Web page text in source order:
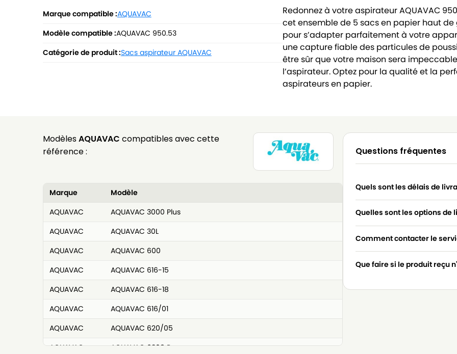
Marque compatible :AQUAVAC
Modèle compatible :AQUAVAC 950.53
Catégorie de produit :Sacs aspirateur AQUAVAC
Redonnez à votre aspirateur AQUAVAC
cet ensemble de 5 sacs en papier haut
pour s’adapter parfaitement à votre
une capture fiable des particules de
être sûr que votre maison sera
l’aspirateur. Optez pour la qualité et la
aspirateurs en papier.
ModèlesAQUAVAC compatibles avec cette
référence :
Marque
Modèle
AQUAVAC
AQUAVAC 3000 Plus
AQUAVAC
AQUAVAC 30L
AQUAVAC
AQUAVAC 600
AQUAVAC
AQUAVAC 616-15
AQUAVAC
AQUAVAC 616-18
AQUAVAC
AQUAVAC 616/01
AQUAVAC
AQUAVAC 620/05
AQUAVAC
AQUAVAC 6309 P
Questions fréquentes
Quels sont les délais de
Quelles sont les options de
Comment contacter le
Que faire si le produit reçu